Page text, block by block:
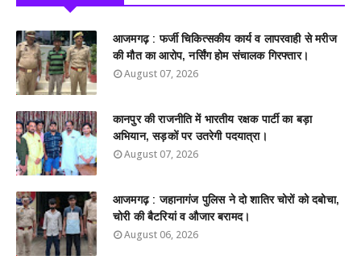
आजमगढ़ : फर्जी चिकित्सकीय कार्य व लापरवाही से मरीज
की मौत का आरोप, नर्सिंग होम संचालक गिरफ्तार।
August 07, 2026
कानपुर की राजनीति में भारतीय रक्षक पार्टी का बड़ा
अभियान, सड़कों पर उतरेगी पदयात्रा।
August 07, 2026
आजमगढ़ : जहानागंज पुलिस ने दो शातिर चोरों को दबोचा,
चोरी की बैटरियां व औजार बरामद।
August 06, 2026